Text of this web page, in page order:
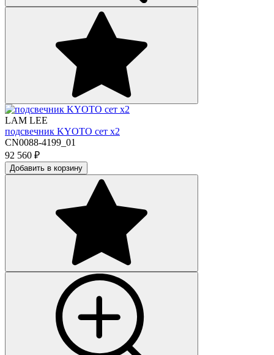
LAM LEE
подсвечник KYOTO сет х2
CN0088-4199_01
92 560 ₽
Добавить в корзину